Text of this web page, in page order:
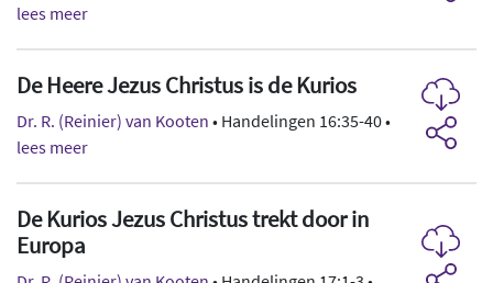
lees meer
De Heere Jezus Christus is de Kurios
Dr. R. (Reinier) van Kooten • Handelingen 16:35-40 •
lees meer
De Kurios Jezus Christus trekt door in
Europa